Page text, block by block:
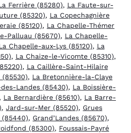
Ferrière (85280), La Faute-sur-
(85320), La Copechagnière
(85120), La Chapelle-Thémer
Palluau (85670), La Chapelle-
Chapelle-aux-Lys (85120), La
, La Chaize-le-Vicomte (85310),
, La Caillère-Saint-Hilaire
, La Bretonnière-la-Claye
Landes (85430), La Boissière-
, La Bernardière (85610), La Barre-
, Jard-sur-Mer (85520), Grues
(85440), Grand’Landes (85670),
(85300), Foussais-Payré